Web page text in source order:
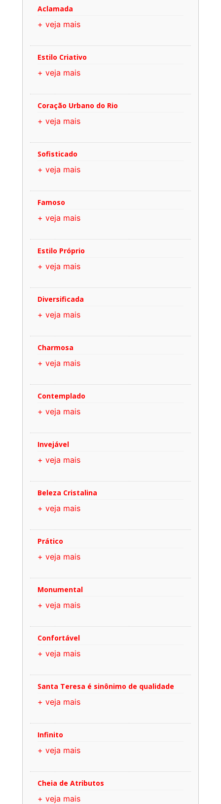
Aclamada
+ veja mais
Estilo Criativo
+ veja mais
Coração Urbano do Rio
+ veja mais
Sofisticado
+ veja mais
Famoso
+ veja mais
Estilo Próprio
+ veja mais
Diversificada
+ veja mais
Charmosa
+ veja mais
Contemplado
+ veja mais
Invejável
+ veja mais
Beleza Cristalina
+ veja mais
Prático
+ veja mais
Monumental
+ veja mais
Confortável
+ veja mais
Santa Teresa é sinônimo de qualidade
+ veja mais
Infinito
+ veja mais
Cheia de Atributos
+ veja mais